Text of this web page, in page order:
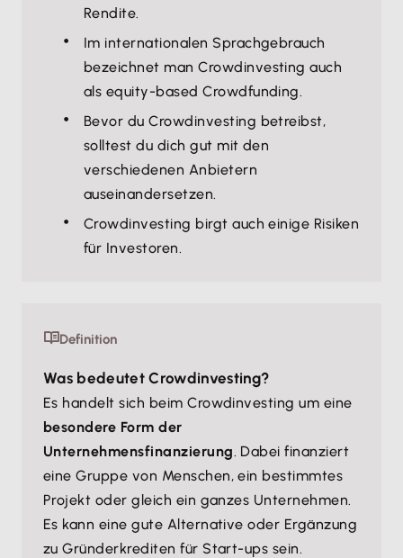
Rendite.
Im internationalen Sprachgebrauch
bezeichnet man Crowdinvesting auch
als equity-based Crowdfunding.
Bevor du Crowdinvesting betreibst,
solltest du dich gut mit den
verschiedenen Anbietern
auseinandersetzen.
Crowdinvesting birgt auch einige Risiken
für Investoren.
Definition
Was bedeutet Crowdinvesting?
Es handelt sich beim Crowdinvesting um eine
besondere Form der
Unternehmensfinanzierung. Dabei finanziert
eine Gruppe von Menschen, ein bestimmtes
Projekt oder gleich ein ganzes Unternehmen.
Es kann eine gute Alternative oder Ergänzung
zu Gründerkrediten für Start-ups sein.